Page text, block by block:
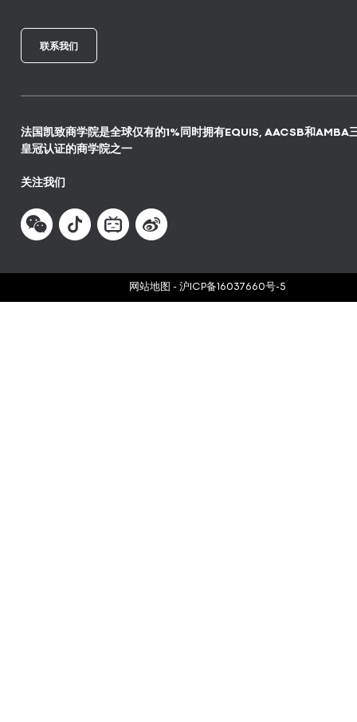
联系我们
法国凯致商学院是全球仅有的1%同时拥有EQUIS, AACSB和AMBA
皇冠认证的商学院之一
关注我们
网站地图 - 沪ICP备16037660号-5